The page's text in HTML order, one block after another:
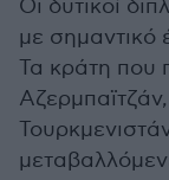
Οι δυτικοί
με σημαντικό
Τα κράτη που